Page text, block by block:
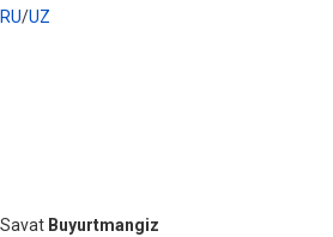
RU/UZ
Savat Buyurtmangiz